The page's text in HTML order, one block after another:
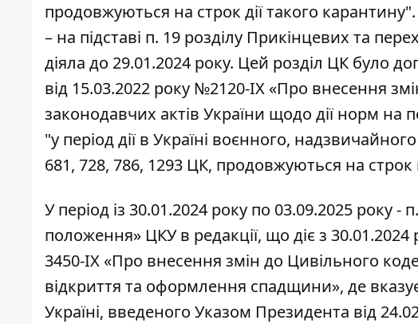
продовжуються на строк дії такого
– на підставі п. 19 розділу Прикінцевих та
діяла до 29.01.2024 року. Цей розділ ЦК було
від 15.03.2022 року №2120-IX «Про внесення
законодавчих актів України щодо дії норм на
"у період дії в Україні воєнного,
681, 728, 786, 1293 ЦК, продовжуються на строк
У період із 30.01.2024 року по 03.09.2025 року -
положення» ЦКУ в редакції, що діє з
3450-IX «Про внесення змін до Цивільного
відкриття та оформлення спадщини», де
Україні, введеного Указом Президента від